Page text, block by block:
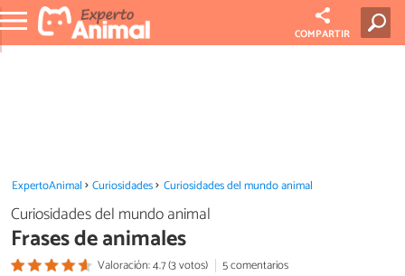
COMPARTIR
ExpertoAnimal Curiosidades Curiosidades del mundo animal
Curiosidades del mundo animal
Frases de animales
Valoración: 4.7 (3 votos)
5 comentarios